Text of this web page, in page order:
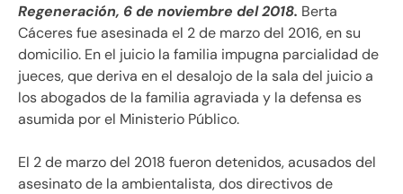
Regeneración, 6 de noviembre del 2018. Berta
Cáceres fue asesinada el 2 de marzo del 2016, en su
domicilio. En el juicio la familia impugna parcialidad de
jueces, que deriva en el desalojo de la sala del juicio a
los abogados de la familia agraviada y la defensa es
asumida por el Ministerio Público.
El 2 de marzo del 2018 fueron detenidos, acusados del
asesinato de la ambientalista, dos directivos de